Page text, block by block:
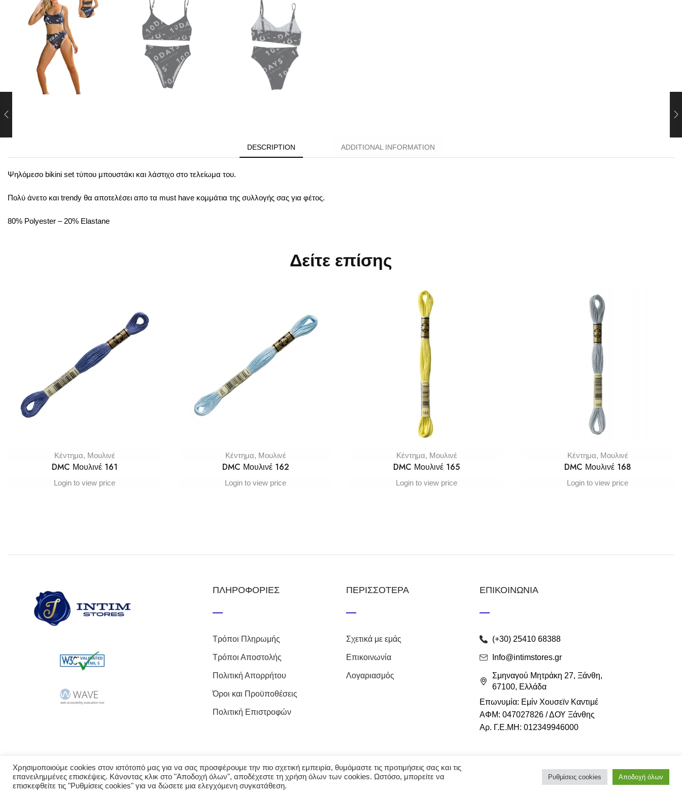
DESCRIPTION ADDITIONAL INFORMATION
Ψηλόμεσο bikini set τύπου μπουστάκι και λάστιχο στο τελείωμα του.
Πολύ άνετο και trendy θα αποτελέσει απο τα must have κομμάτια της συλλογής σας για φέτος.
80% Polyester – 20% Elastane
Δείτε επίσης
Κέντημα, Μουλινέ
DMC Μουλινέ 161
Login to view price
Κέντημα, Μουλινέ
DMC Μουλινέ 162
Login to view price
Κέντημα, Μουλινέ
DMC Μουλινέ 165
Login to view price
Κέντημα, Μουλινέ
DMC Μουλινέ 168
Login to view price
ΠΛΗΡΟΦΟΡΙΕΣ
Τρόποι Πληρωμής
Τρόποι Αποστολής
Πολιτική Απορρήτου
Όροι και Προϋποθέσεις
Πολιτική Επιστροφών
ΠΕΡΙΣΣΟΤΕΡΑ
Σχετικά με εμάς
Επικοινωνία
Λογαριασμός
ΕΠΙΚΟΙΝΩΝΙΑ
(+30) 25410 68388
Info@intimstores.gr
Σμηναγού Μητράκη 27, Ξάνθη,
67100, Ελλάδα
Επωνυμία: Εμίν Χουσεϊν Καντιμέ
ΑΦΜ: 047027826 / ΔΟΥ Ξάνθης
Αρ. Γ.Ε.ΜΗ: 012349946000
© 2023 intimstores. Με την επιφύλαξη κάθε νόμιμου δικαιώματος. Δημιουργία eshop
Χρησιμοποιούμε cookies στον ιστότοπό μας για να σας προσφέρουμε την πιο σχετική εμπειρία, θυμόμαστε τις προτιμήσεις σας και τις
επανειλημμένες επισκέψεις. Κάνοντας κλικ στο "Αποδοχή όλων", αποδέχεστε τη χρήση όλων των cookies. Ωστόσο, μπορείτε να
επισκεφθείτε τις "Ρυθμίσεις cookies" για να δώσετε μια ελεγχόμενη συγκατάθεση.
Ρυθμίσεις cookies Αποδοχή όλων